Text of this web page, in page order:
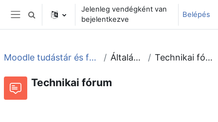
Tovább a fő tartalomhoz
Oldalpanel
Keresési bemeneti adatok váltása
Jelenleg vendégként van
bejelentkezve
Belépés
Moodle tudástár és fórum Általános Technikai fórum
Technikai fórum